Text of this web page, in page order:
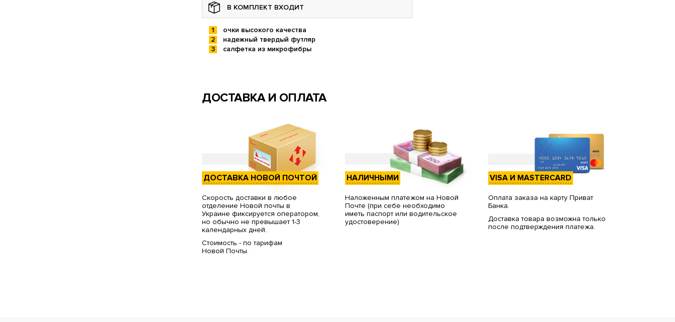
В КОМПЛЕКТ ВХОДИТ
очки высокого качества
надежный твердый футляр
салфетка из микрофибры
ДОСТАВКА И ОПЛАТА
ДОСТАВКА НОВОЙ ПОЧТОЙ
Скорость доставки в любое
отделение Новой почты в
Украине фиксируется оператором,
но обычно не превышает 1-3
календарных дней.
Стоимость - по тарифам
Новой Почты.
НАЛИЧНЫМИ
Наложенным платежом на Новой
Почте (при себе необходимо
иметь паспорт или водительское
удостоверение)
VISA И MASTERCARD
Оплата заказа на карту Приват
Банка.
Доставка товара возможна только
после подтверждения платежа.